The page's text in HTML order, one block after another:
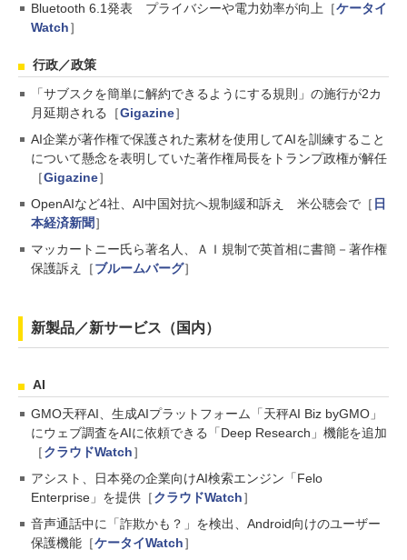
Bluetooth 6.1発表 プライバシーや電力効率が向上［ケータイ
Watch］
行政／政策
「サブスクを簡単に解約できるようにする規則」の施行が2カ
月延期される［Gigazine］
AI企業が著作権で保護された素材を使用してAIを訓練すること
について懸念を表明していた著作権局長をトランプ政権が解任
［Gigazine］
OpenAIなど4社、AI中国対抗へ規制緩和訴え 米公聴会で［ 日
本経済新聞］
マッカートニー氏ら著名人、ＡＩ規制で英首相に書簡－著作権
保護訴え［ブルームバーグ］
新製品／新サービス（国内）
AI
GMO天秤AI、生成AIプラットフォーム「天秤AI Biz byGMO」
にウェブ調査をAIに依頼できる「Deep Research」機能を追加
［クラウドWatch］
アシスト、日本発の企業向けAI検索エンジン「Felo
Enterprise」を提供［クラウドWatch］
音声通話中に「詐欺かも？」を検出、Android向けのユーザー
保護機能［ケータイWatch］